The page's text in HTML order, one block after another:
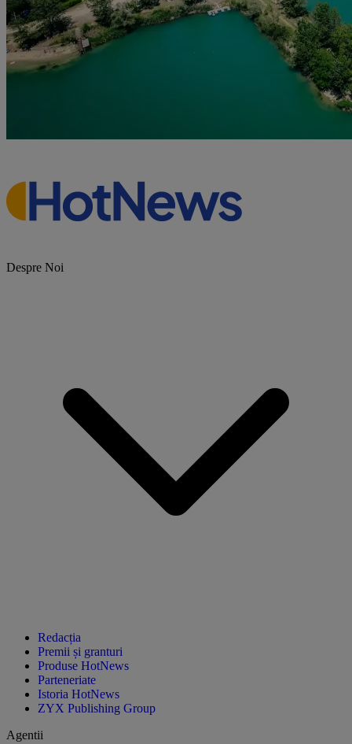
Despre Noi
Redacția
Premii și granturi
Produse HotNews
Parteneriate
Istoria HotNews
ZYX Publishing Group
Agentii